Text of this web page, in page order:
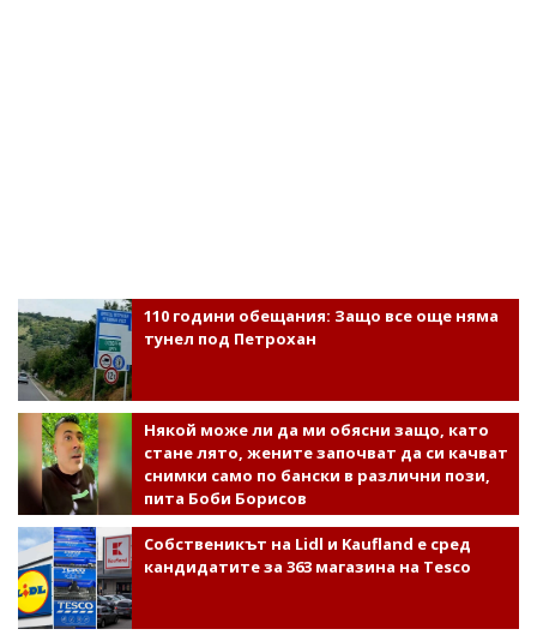
110 години обещания: Защо все още няма
тунел под Петрохан
Някой може ли да ми обясни защо, като
стане лято, жените започват да си качват
снимки само по бански в различни пози,
пита Боби Борисов
Собственикът на Lidl и Kaufland е сред
кандидатите за 363 магазина на Tesco